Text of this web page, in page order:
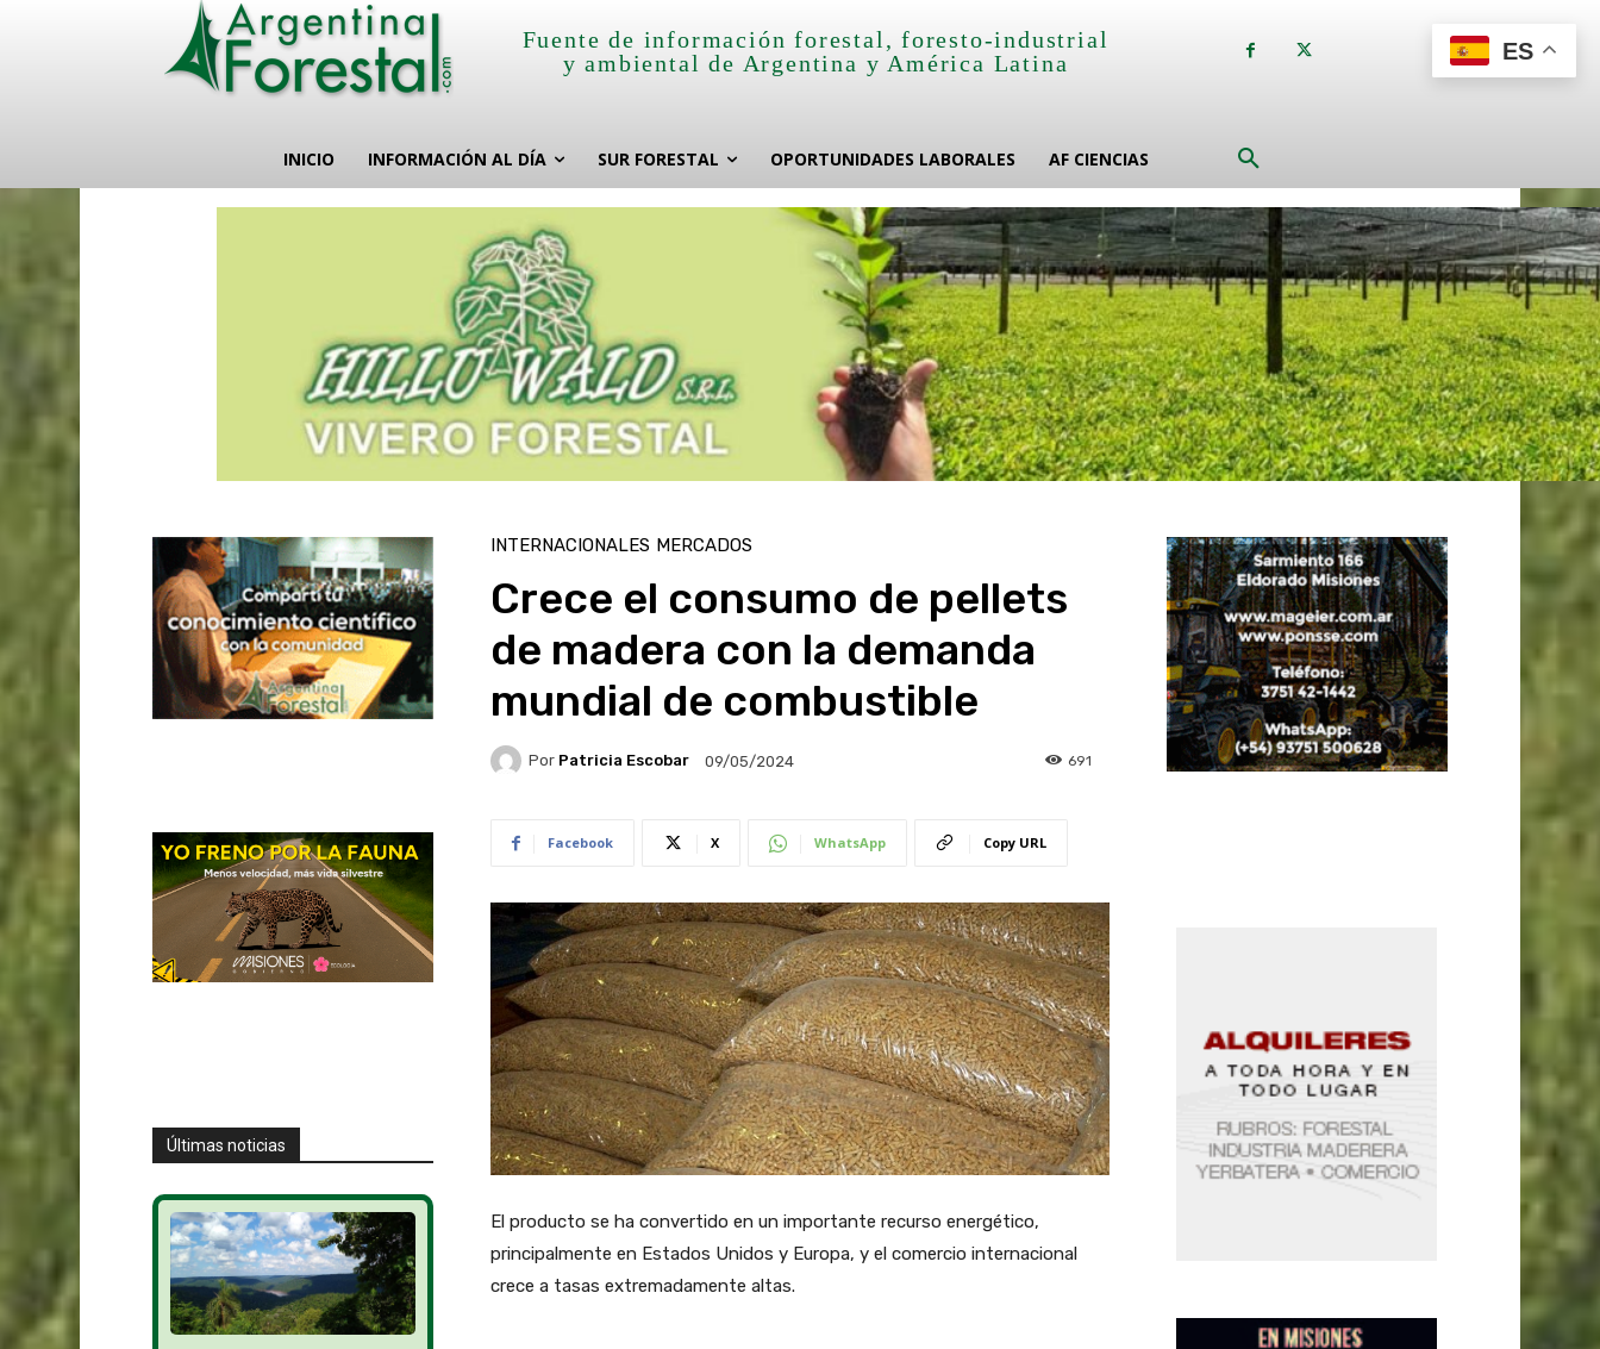
Fuente de información forestal, foresto-industrial
y ambiental de Argentina y América Latina
INICIO INFORMACIÓN AL DÍA SUR FORESTAL OPORTUNIDADES LABORALES AF CIENCIAS
Últimas noticias
INTERNACIONALES MERCADOS
Crece el consumo de pellets
de madera con la demanda
mundial de combustible
Por Patricia Escobar 09/05/2024 691
Facebook X WhatsApp Copy URL
El producto se ha convertido en un importante recurso energético,
principalmente en Estados Unidos y Europa, y el comercio internacional
crece a tasas extremadamente altas.
ES